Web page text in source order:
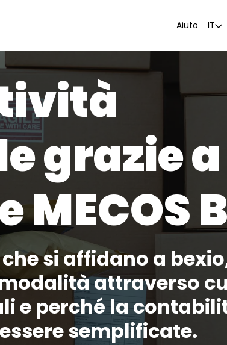
Aiuto IT
grazie
MECOS
che si affidano a
modalità attraverso
e perché la
semplificate.